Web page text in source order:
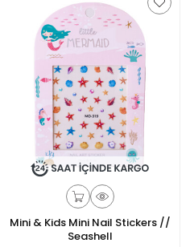
Mini & Kids Mini Nail Stickers //
Seashell